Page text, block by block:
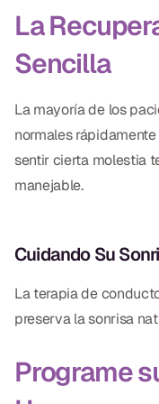
La
Sencilla
La mayoría de los
normales
sentir cierta molestia
manejable.
Cuidando Su
La terapia de
preserva la sonrisa
Programe